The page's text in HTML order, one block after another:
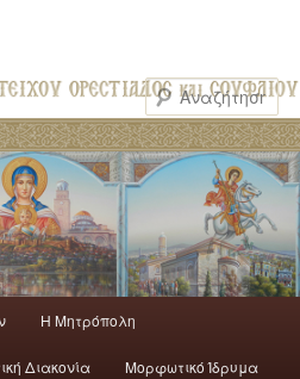
H Mητρόπολη
Διακονία Μορφωτικό Ίδρυμα